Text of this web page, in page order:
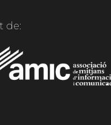
de: